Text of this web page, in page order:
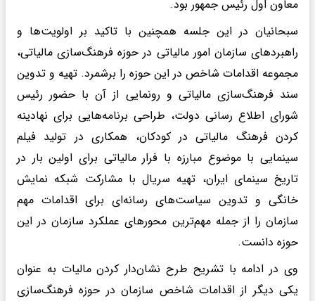
معاون اول رئیس جمهور بود.
سبحانیان در این جلسه همچنین با تاکید بر اولویت‌ها و
راهبردهای سازمان امور مالیاتی در حوزه فرهنگ‌سازی مالیاتی،
مجموعه اقدامات شاخص در این حوزه را برشمرد. تهیه و تدوین
سند فرهنگ‌سازی مالیاتی و رونمایی از آن با حضور رئیس
شورای اطلاع رسانی دولت، طراحی برنامه‌هایی برای نهادینه
کردن فرهنگ مالیاتی در کودکان، همکاری در تولید فیلم
سینمایی با موضوع مبارزه با فرار مالیاتی برای اولین بار در
تاریخ سینمای ایران، تهیه سریال با مشارکت شبکه نمایش
خانگی و تدوین سیاست‌های رسانه‌ای برای اقدامات مهم
سازمان را از جمله مهم‌ترین محورهای عملکرد سازمان در این
حوزه دانست.
وی در ادامه با تشریح طرح نشان‌دار کردن مالیات به عنوان
یکی دیگر از اقدامات شاخص سازمان در حوزه فرهنگ‌سازی